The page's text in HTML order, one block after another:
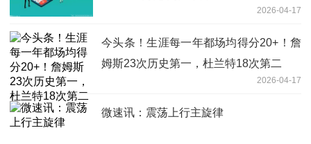
2026-04-17
今头条！生涯每一年都场均得分20+！詹
姆斯23次历史第一，杜兰特18次第二
2026-04-17
微速讯：震荡上行主旋律